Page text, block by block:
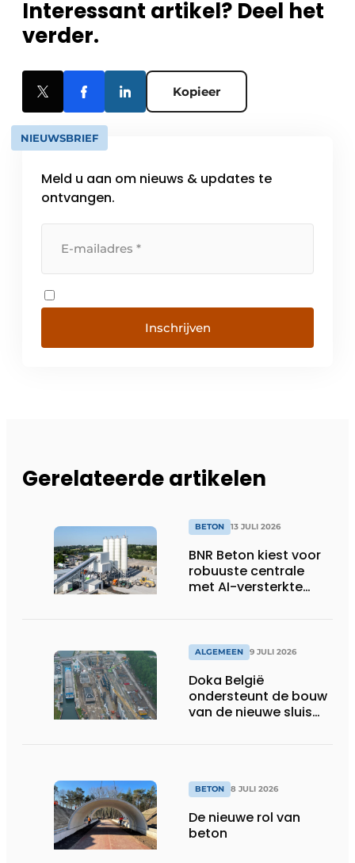
Interessant artikel? Deel het
verder.
Kopieer
NIEUWSBRIEF
Meld u aan om nieuws & updates te
ontvangen.
Inschrijven
Gerelateerde artikelen
BETON 13 JULI 2026
BNR Beton kiest voor
robuuste centrale
met AI-versterkte
ALGEMEEN 9 JULI 2026
Doka België
ondersteunt de bouw
van de nieuwe sluis
BETON 8 JULI 2026
De nieuwe rol van
beton